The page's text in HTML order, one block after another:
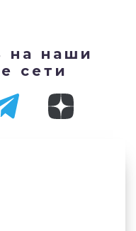
на наши
сети